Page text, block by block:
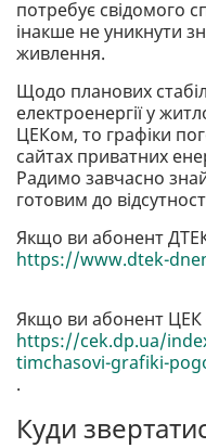
потребує свідомого
інакше не уникнути
живлення.
Щодо планових
електроенергії у
ЦЕКом, то графіки
сайтах приватних
Радимо завчасно
готовим до
Якщо ви абонент
https://www.dtek-
Якщо ви абонент ЦЕК
https://cek.dp.ua/
timchasovi-grafiki-
.
Куди